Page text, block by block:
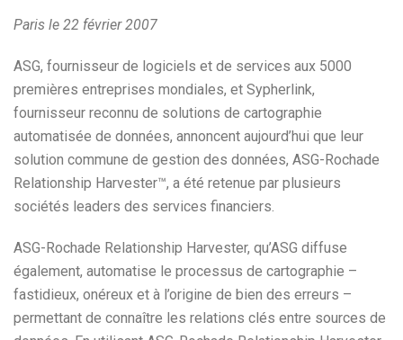
Paris le 22 février 2007
ASG, fournisseur de logiciels et de services aux 5000
premières entreprises mondiales, et Sypherlink,
fournisseur reconnu de solutions de cartographie
automatisée de données, annoncent aujourd’hui que leur
solution commune de gestion des données, ASG-Rochade
Relationship Harvester™, a été retenue par plusieurs
sociétés leaders des services financiers.
ASG-Rochade Relationship Harvester, qu’ASG diffuse
également, automatise le processus de cartographie –
fastidieux, onéreux et à l’origine de bien des erreurs –
permettant de connaître les relations clés entre sources de